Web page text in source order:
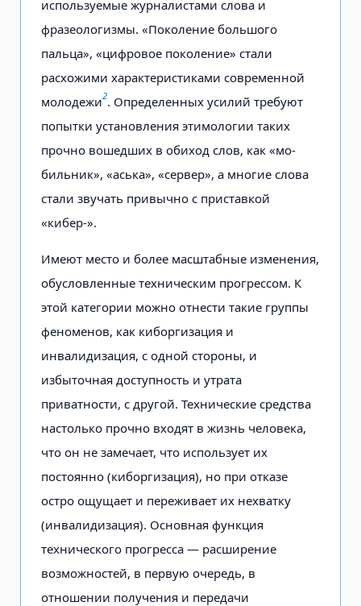
используемые журналистами слова и
фразеологизмы. «Поколение большого
пальца», «цифровое поколе­ние» стали
расхожими характеристи­ками современной
молодежи2. Опре­деленных усилий требуют
попытки установления этимологии таких
проч­но вошедших в обиход слов, как «мо­
бильник», «аська», «сервер», а многие слова
стали звучать привычно с при­ставкой
«кибер-».
Имеют место и более масштабные изменения,
обусловленные техничес­ким прогрессом. К
этой категории можно отнести такие группы
феноме­нов, как киборгизация и
инвалидизация, с одной стороны, и
избыточная доступность и утрата
приватности, с другой. Технические средства
настолько прочно входят в жизнь человека,
что он не замечает, что использует их
постоянно (киборгизация), но при от­казе
остро ощущает и переживает их нехватку
(инвалидизация). Основная функция
технического прогресса — расширение
возможностей, в первую очередь, в
отношении получения и передачи